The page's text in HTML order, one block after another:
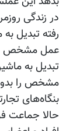
در زندگی
رفته تبدیل
عمل مشخص را
بنگاه‌های
حالا جماعت